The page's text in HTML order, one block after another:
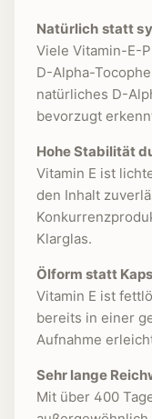
Natürlich statt
Viele Vitamin-E-
D-Alpha-
natürliches D-
bevorzugt
Hohe Stabilität
Vitamin E ist
den Inhalt
Klarglas.
Ölform statt
Vitamin E ist
bereits in einer
Aufnahme
Sehr lange
Mit über 400